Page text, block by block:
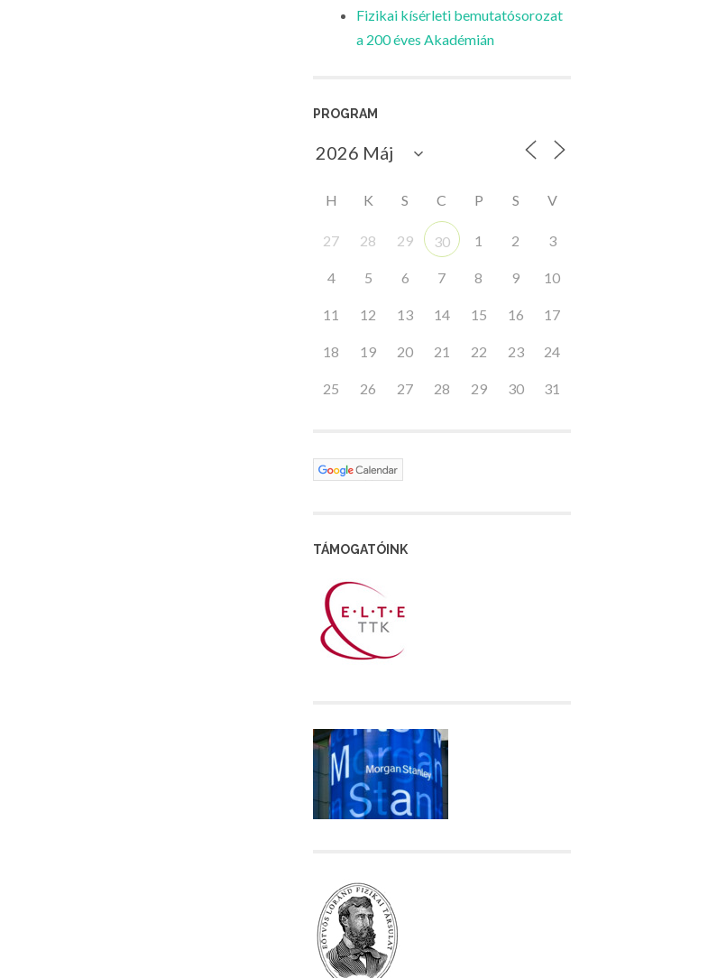
Fizikai kísérleti bemutatósorozat
a 200 éves Akadémián
PROGRAM
H K S C P S V
27 28 29 30 1 2 3
4 5 6 7 8 9 10
11 12 13 14 15 16 17
18 19 20 21 22 23 24
25 26 27 28 29 30 31
TÁMOGATÓINK